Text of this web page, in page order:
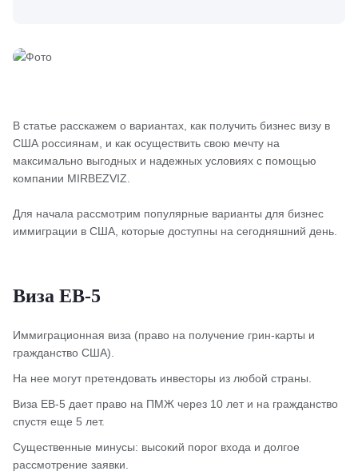
В статье расскажем о вариантах, как получить бизнес визу в
США россиянам, и как осуществить свою мечту на
максимально выгодных и надежных условиях с помощью
компании MIRBEZVIZ.
Для начала рассмотрим популярные варианты для бизнес
иммиграции в США, которые доступны на сегодняшний день.
Виза EB-5
Иммиграционная виза (право на получение грин-карты и
гражданство США).
На нее могут претендовать инвесторы из любой страны.
Виза EB-5 дает право на ПМЖ через 10 лет и на гражданство
спустя еще 5 лет.
Существенные минусы: высокий порог входа и долгое
рассмотрение заявки.